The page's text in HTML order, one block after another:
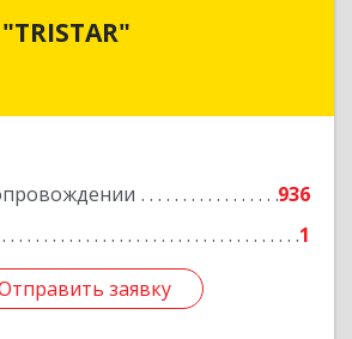
936
1
заявку
пр.Н.Назарбаева, 215-418
заявку